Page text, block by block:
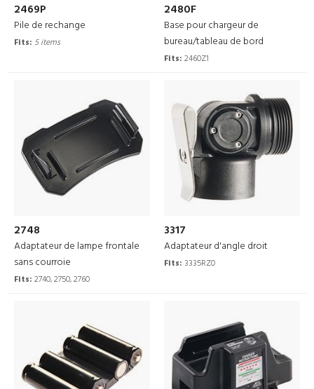
2469P
Pile de rechange
Fits: 5 items
2480F
Base pour chargeur de
bureau/tableau de bord
Fits: 2460Z1
2748
Adaptateur de lampe frontale
sans courroie
Fits: 2740, 2750, 2760
3317
Adaptateur d'angle droit
Fits: 3335RZ0